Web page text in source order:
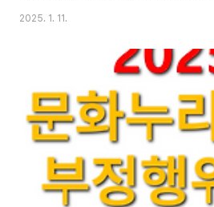
절약할 수 있는 간편한 방법입니다. 이번 글에서는
항은 이전 글을 통해 확인하시는 것을 추천 드립
바로가기> 자동재충전이란? 자동재충전은
이력이 있는 대상자에게 2025년 지원금을 별도
주는 서비스입니다.자동재충전 주요 장점간편성:
리.편리성: 지원금이 바로 사용 가능..
2025. 1. 11.